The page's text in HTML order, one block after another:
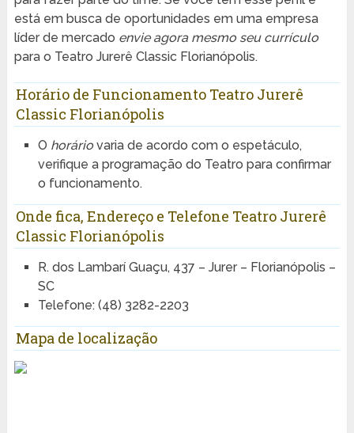
está em busca de oportunidades em uma empresa
líder de mercado envie agora mesmo seu currículo
para o Teatro Jurerê Classic Florianópolis.
Horário de Funcionamento Teatro Jurerê
Classic Florianópolis
O horáriovaria de acordo com o espetáculo,
verifique a programação do Teatro para confirmar
o funcionamento.
Onde fica, Endereço e Telefone Teatro Jurerê
Classic Florianópolis
R. dos Lambarí Guaçu, 437 – Jurer – Florianópolis –
SC
Telefone: (48) 3282-2203
Mapa de localização